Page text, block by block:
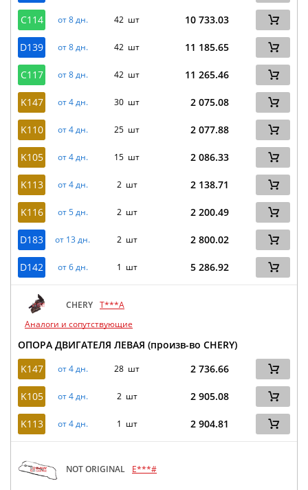
C114 от 8 дн. 42 шт 10 733.03
D139 от 8 дн. 42 шт 11 185.65
C117 от 8 дн. 42 шт 11 265.46
K147 от 4 дн. 30 шт 2 075.08
K110 от 4 дн. 25 шт 2 077.88
K105 от 4 дн. 15 шт 2 086.33
K113 от 4 дн. 2 шт 2 138.71
K116 от 5 дн. 2 шт 2 200.49
D183 от 13 дн. 2 шт 2 800.02
D142 от 6 дн. 1 шт 5 286.92
CHERY T***A
Аналоги и сопутствующие
ОПОРА ДВИГАТЕЛЯ ЛЕВАЯ (произв-во CHERY)
K147
от 4 дн. 28 шт 2 736.66
K105 от 4 дн. 2 шт 2 905.08
K113 от 4 дн. 1 шт 2 904.81
NOT ORIGINAL E***#